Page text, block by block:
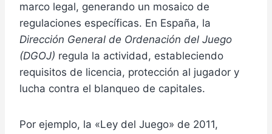
marco legal, generando un mosaico de
regulaciones específicas. En España, la
Dirección General de Ordenación del Juego
(DGOJ) regula la actividad, estableciendo
requisitos de licencia, protección al jugador y
lucha contra el blanqueo de capitales.
Por ejemplo, la «Ley del Juego» de 2011,